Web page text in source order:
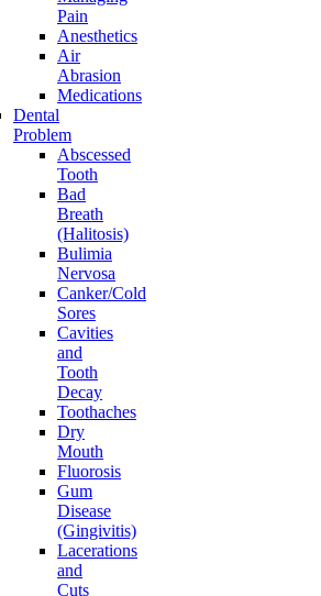
Pain
Anesthetics
Air
Abrasion
Medications
Dental
Problem
Abscessed
Tooth
Bad
Breath
(Halitosis)
Bulimia
Nervosa
Canker/Cold
Sores
Cavities
and
Tooth
Decay
Toothaches
Dry
Mouth
Fluorosis
Gum
Disease
(Gingivitis)
Lacerations
and
Cuts